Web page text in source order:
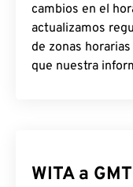
cambios en el
actualizamos
de zonas
que nuestra
WITA a